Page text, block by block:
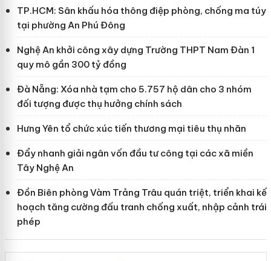
TP.HCM: Sân khấu hóa thông điệp phòng, chống ma túy
tại phường An Phú Đông
Nghệ An khởi công xây dựng Trường THPT Nam Đàn 1
quy mô gần 300 tỷ đồng
Đà Nẵng: Xóa nhà tạm cho 5.757 hộ dân cho 3 nhóm
đối tượng được thụ hưởng chính sách
Hưng Yên tổ chức xúc tiến thương mại tiêu thụ nhãn
Đẩy nhanh giải ngân vốn đầu tư công tại các xã miền
Tây Nghệ An
Đồn Biên phòng Vàm Trảng Trâu quán triệt, triển khai kế
hoạch tăng cường đấu tranh chống xuất, nhập cảnh trái
phép